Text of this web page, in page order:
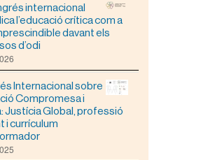
internacional
l’educació crítica com a
davant els
d’odi
Internacional sobre
Compromesa i
Justícia Global, professió
i currículum